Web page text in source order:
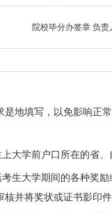
院校毕分办签章 负责
地填写，以免影响正常
学前户口所在的省、
生大学期间的各种奖励
并将奖状或证书影印件